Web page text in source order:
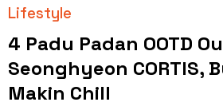
Lifestyle
4 Padu Padan OOTD
Seonghyeon CORTIS,
Makin Chill